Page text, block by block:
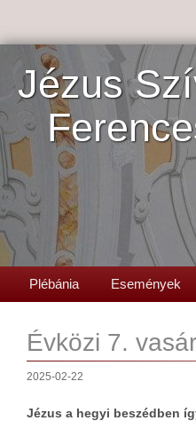
Jézus
Plébánia Események
Évközi 7.
2025-02-22
Jézus a hegyi beszédben